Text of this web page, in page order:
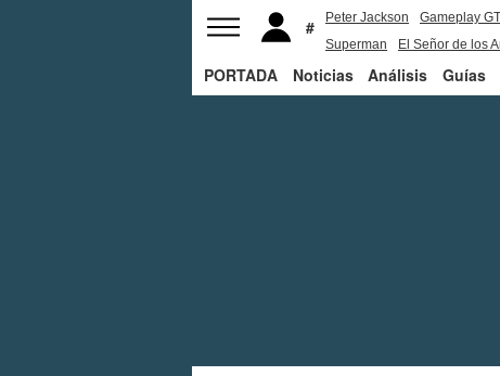
Peter Jackson
Gameplay
Superman
El Señor de los
PORTADA Noticias Análisis Guías